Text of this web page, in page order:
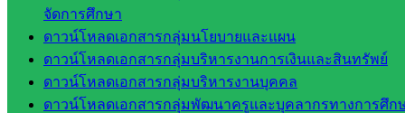
จัดการศึกษา
ดาวน์โหลดเอกสารกลุ่มนโยบายและแผน
ดาวน์โหลดเอกสารกลุ่มบริหารงานการเงินและสินทรัพย์
ดาวน์โหลดเอกสารกลุ่มบริหารงานบุคคล
ดาวน์โหลดเอกสารกลุ่มพัฒนาครูและบุคลากรทางการศึก
นิเทศ
ศน.ชยา
ศน.อัญชลี